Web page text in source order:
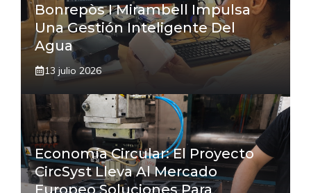
Bonrepòs I Mirambell Impulsa
Una Gestión Inteligente Del
Agua
13 julio 2026
Economía Circular: El Proyecto
CircSyst Lleva Al Mercado
Europeo Soluciones Para